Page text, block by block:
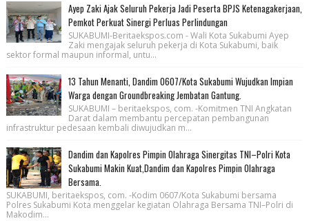
Ayep Zaki Ajak Seluruh Pekerja Jadi Peserta BPJS Ketenagakerjaan,
Pemkot Perkuat Sinergi Perluas Perlindungan
SUKABUMI-Beritaekspos.com - Wali Kota Sukabumi Ayep
Zaki mengajak seluruh pekerja di Kota Sukabumi, baik
sektor formal maupun informal, untu...
13 Tahun Menanti, Dandim 0607/Kota Sukabumi Wujudkan Impian
Warga dengan Groundbreaking Jembatan Gantung.
SUKABUMI – beritaekspos, com. -Komitmen TNI Angkatan
Darat dalam membantu percepatan pembangunan
infrastruktur pedesaan kembali diwujudkan m...
Dandim dan Kapolres Pimpin Olahraga Sinergitas TNI–Polri Kota
Sukabumi Makin Kuat,Dandim dan Kapolres Pimpin Olahraga
Bersama.
SUKABUMI, beritaekspos, com. -Kodim 0607/Kota Sukabumi bersama
Polres Sukabumi Kota menggelar kegiatan Olahraga Bersama TNI–Polri di
Makodim...